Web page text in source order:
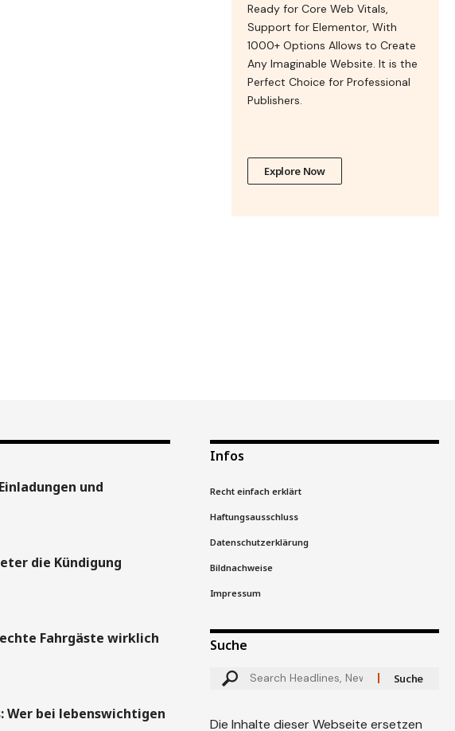
Ready for Core Web Vitals,
Support for Elementor, With
1000+ Options Allows to Create
Any Imaginable Website. It is the
Perfect Choice for Professional
Publishers.
Explore Now
und
die Kündigung
Fahrgäste wirklich
Wer bei lebenswichtigen
Infos
Recht einfach erklärt
Haftungsausschluss
Datenschutzerklärung
Bildnachweise
Impressum
Suche
Die Inhalte dieser Webseite ersetzen